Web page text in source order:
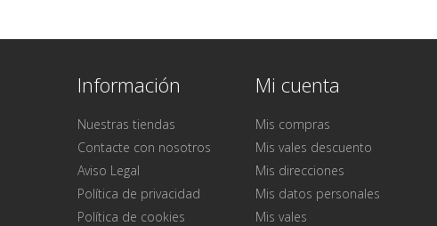
Información
Nuestras tiendas
Contacte con nosotros
Aviso Legal
Política de privacidad
Política de cookies
Mi cuenta
Mis compras
Mis vales descuento
Mis direcciones
Mis datos personales
Mis vales